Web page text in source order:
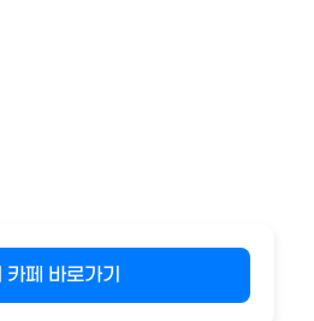
카페 바로가기